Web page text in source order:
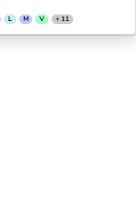
L M V + 11